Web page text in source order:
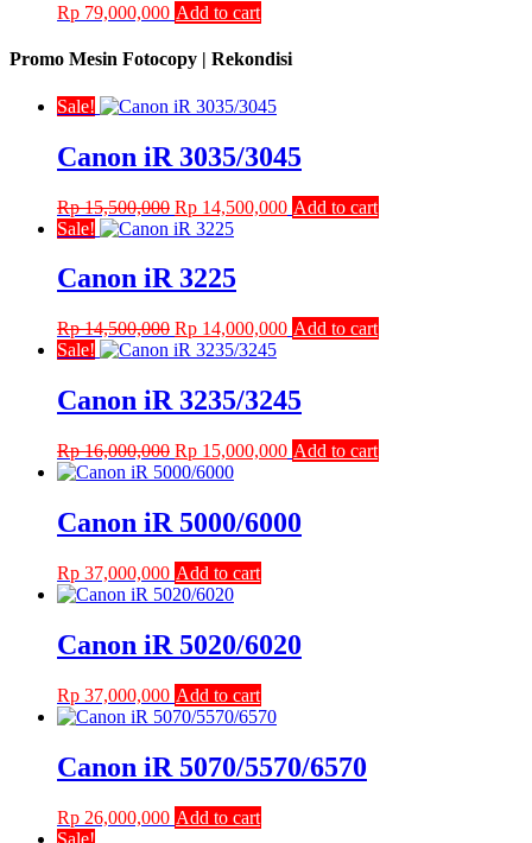
Rp 79,000,000 Add to cart
Promo Mesin Fotocopy | Rekondisi
Sale!
Canon iR 3035/3045
Rp15,500,000 Original
price
Rp 15,500,000.
Rp 14,500,000Current
Add to cart
Sale!
Canon iR 3225
Rp14,500,000 Original
price
Rp 14,500,000.
Rp 14,000,000Current
Rp 14,000,000.
Add to cart
Sale!
Canon iR 3235/3245
Rp16,000,000 Original
price
Rp 16,000,000.
Rp 15,000,000Current
Rp 15,000,000.
Add to cart
Canon iR 5000/6000
Rp 37,000,000 Add to cart
Canon iR 5020/6020
Rp 37,000,000 Add to cart
Canon iR 5070/5570/6570
Rp 26,000,000 Add to cart
Sale!